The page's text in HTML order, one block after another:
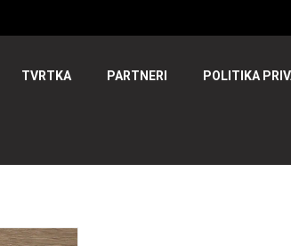
TVRTKA PARTNERI POLITIKA